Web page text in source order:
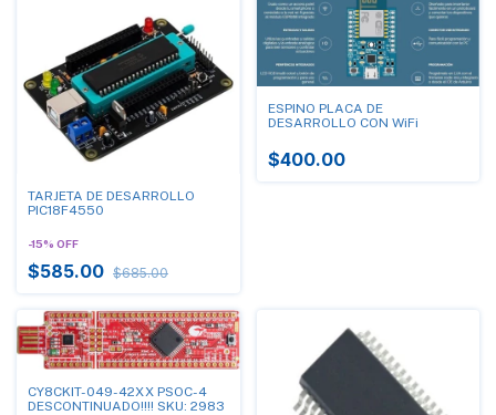
TARJETA DE DESARROLLO
PIC18F4550
-15% OFF
$585.00 $685.00
ESPINO PLACA DE
DESARROLLO CON WiFi
$400.00
CY8CKIT-049-42XX PSOC-4
DESCONTINUADO!!!! SKU: 2983